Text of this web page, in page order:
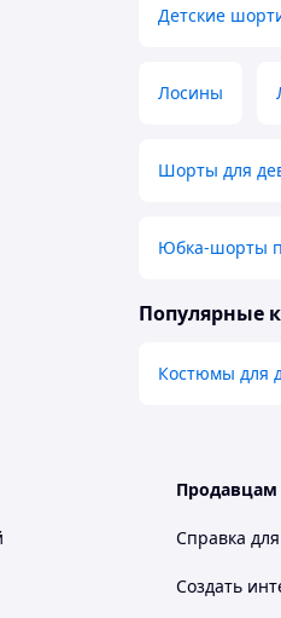
Детские
Лосины
Шорты для
Юбка-шорты
Популярные
Костюмы для
Продавцам
Справка
Создать